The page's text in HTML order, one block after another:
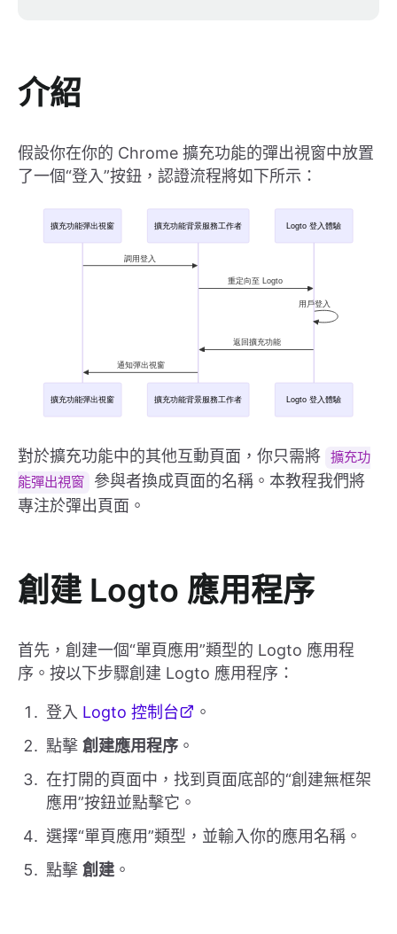
介紹
假設你在你的 Chrome 擴充功能的彈出視窗中放置
了一個“登入”按鈕，認證流程將如下所示：
對於擴充功能中的其他互動頁面，你只需將 擴充功
能彈出視窗
參與者換成頁面的名稱。本教程我們將
專注於彈出頁面。
創建 Logto 應用程序
首先，創建一個“單頁應用”類型的 Logto 應用程
序。按以下步驟創建 Logto 應用程序：
登入 Logto 控制台
。
點擊 創建應用程序 。
在打開的頁面中，找到頁面底部的“創建無框架
應用”按鈕並點擊它。
選擇“單頁應用”類型，並輸入你的應用名稱。
點擊 創建 。